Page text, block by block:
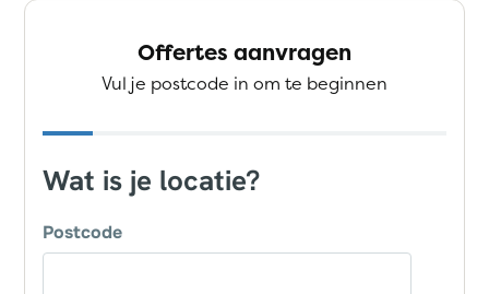
Offertes aanvragen
Vul je postcode in om te beginnen